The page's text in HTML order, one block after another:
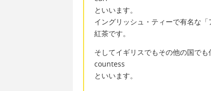
といいます。
イングリッシュ・ティーで有名な
紅茶です。
そしてイギリスでもその他の国でも
countess
といいます。